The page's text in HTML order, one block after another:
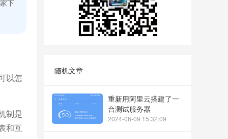
下
以怎
制是
和互
随机文章
重新用阿里云搭建了一
台测试服务器
2024-06-09 15:32:09